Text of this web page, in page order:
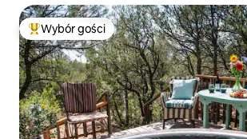
Najpopularniejsze z kategorii Wybór gości
Wybór gości